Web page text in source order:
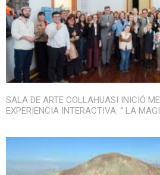
SALA DE ARTE COLLAHUASI INICIÓ
EXPERIENCIA INTERACTIVA: “ LA